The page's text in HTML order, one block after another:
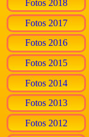
Fotos 2018
Fotos 2017
Fotos 2016
Fotos 2015
Fotos 2014
Fotos 2013
Fotos 2012